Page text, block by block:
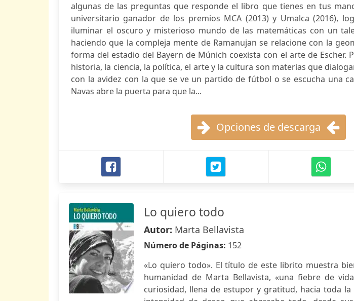
algunas de las preguntas que responde el libro que tienes en tus
universitario ganador de los premios MCA (2013) y Umalca (2016),
iluminar el oscuro y misterioso mundo de las matemáticas con un
haciendo que la compleja mente de Ramanujan se relacione con la
forma del estadio del Bayern de Múnich coexista con el arte de Escher.
historia, la ciencia, la política, el arte y la cultura son materias que
con la avidez con la que se ve un partido de fútbol o se escucha una
Navas abre la puerta para que la...
Opciones de descarga
Lo quiero todo
Autor: Marta Bellavista
Número de Páginas: 152
«Lo quiero todo». El título de este librito muestra
humanidad de Marta Bellavista, «una fiebre de
curiosidad, llena de estupor y gratitud, hacia toda la